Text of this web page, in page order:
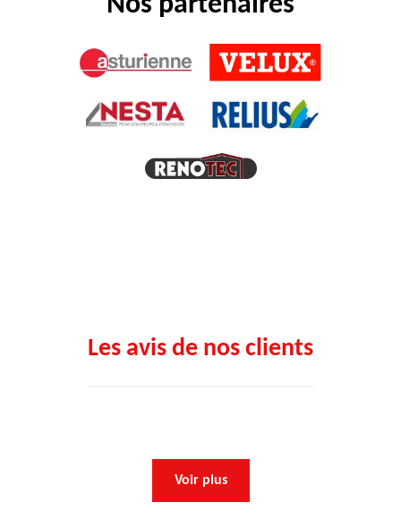
Les avis de nos clients
Voir plus